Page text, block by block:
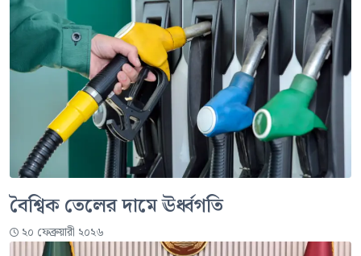
বৈশ্বিক তেলের দামে ঊর্ধ্বগতি
২০ ফেব্রুয়ারী ২০২৬